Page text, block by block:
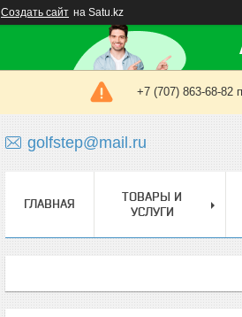
Создать сайт на Satu.kz
+7 (707) 863-68-82
golfstep@mail.ru
ГЛАВНАЯ
ТОВАРЫ И
УСЛУГИ